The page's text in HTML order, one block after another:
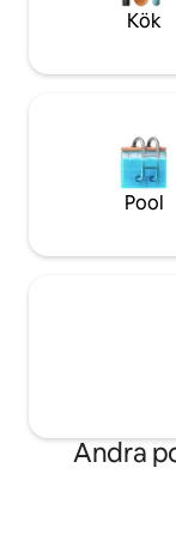
Kök
Pool
Andra